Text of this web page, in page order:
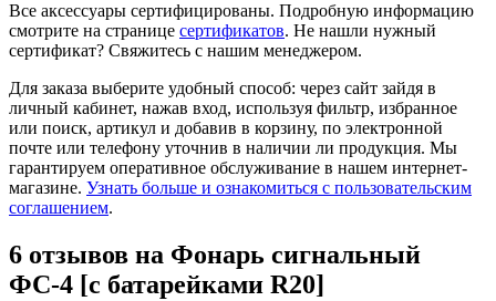
Все аксессуары сертифицированы. Подробную информацию
смотрите на странице сертификатов. Не нашли нужный
сертификат? Свяжитесь с нашим менеджером.
Для заказа выберите удобный способ: через сайт зайдя в
личный кабинет, нажав вход, используя фильтр, избранное
или поиск, артикул и добавив в корзину, по электронной
почте или телефону уточнив в наличии ли продукция. Мы
гарантируем оперативное обслуживание в нашем интернет-
магазине. Узнать больше и ознакомиться с пользовательским
соглашением.
6 отзывов на Фонарь сигнальный
ФС-4 [с батарейками R20]